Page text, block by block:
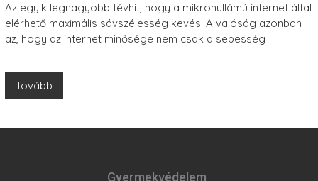
Az egyik legnagyobb tévhit, hogy a mikrohullámú internet által
elérhető maximális sávszélesség kevés. A valóság azonban
az, hogy az internet minősége nem csak a sebesség
Tovább
Gyermekvédelem